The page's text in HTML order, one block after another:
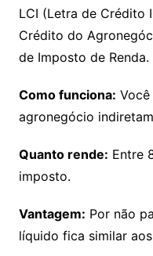
LCI (Letra de Crédito
Crédito do
de Imposto de Renda.
Como funciona:
agronegócio
Quanto rende: Entre
imposto.
Vantagem: Por não
líquido fica similar